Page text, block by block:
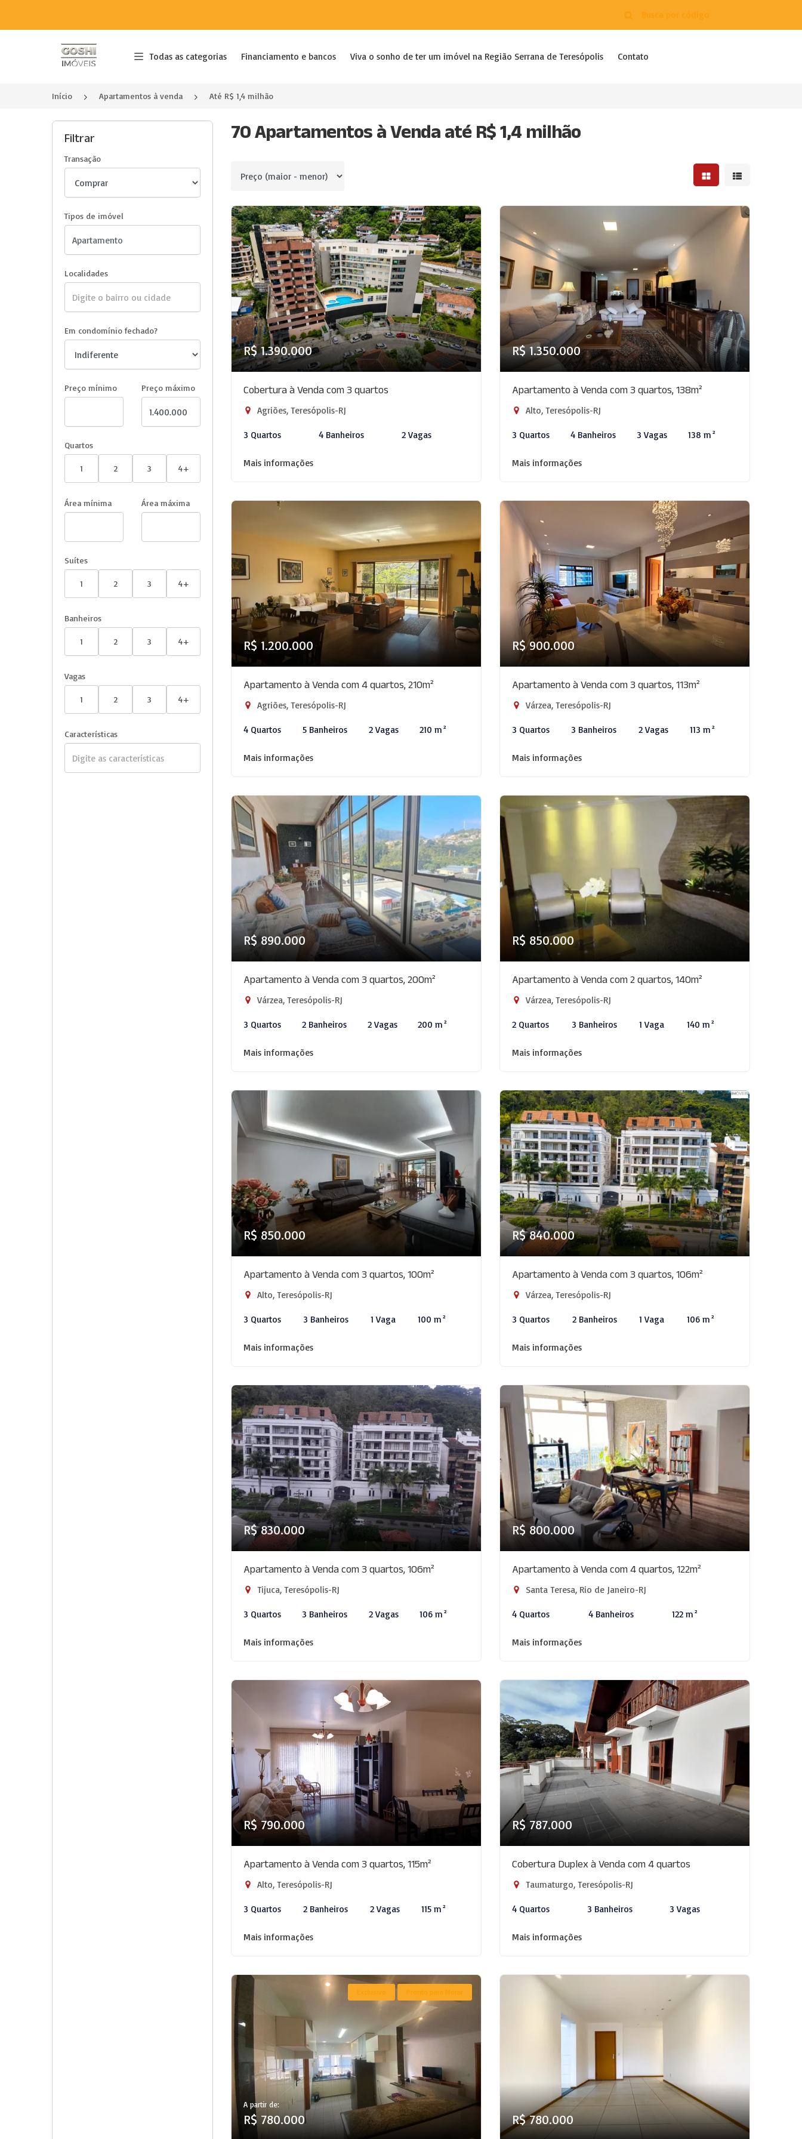
Página inicial
Todas as categorias Financiamento e bancos Viva o sonho de ter um imóvel na Região Serrana de Teresópolis Contato
Início Apartamentos à venda Até R$ 1,4 milhão
Filtrar
Transação
Tipos de imóvel
Localidades
Em condomínio fechado?
Preço mínimo Preço máximo
Quartos
1 2 3 4+
Área mínima Área máxima
Suítes
1 2 3 4+
Banheiros
1 2 3 4+
Vagas
1 2 3 4+
Características
70 Apartamentos à Venda até R$ 1,4 milhão
Ordenar por Mostrar resultados em
Mostrar
R$ 1.390.000
Cobertura à Venda com 3 quartos
Agriões, Teresópolis-RJ
3 Quartos 4 Banheiros 2 Vagas
Mais informações
R$ 1.350.000
Apartamento à Venda com 3 quartos, 138m²
Alto, Teresópolis-RJ
3 Quartos 4 Banheiros 3 Vagas 138 m²
Mais informações
R$ 1.200.000
Apartamento à Venda com 4 quartos, 210m²
Agriões, Teresópolis-RJ
4 Quartos 5 Banheiros 2 Vagas 210 m²
Mais informações
R$ 900.000
Apartamento à Venda com 3 quartos, 113m²
Várzea, Teresópolis-RJ
3 Quartos 3 Banheiros 2 Vagas 113 m²
Mais informações
R$ 890.000
Apartamento à Venda com 3 quartos, 200m²
Várzea, Teresópolis-RJ
3 Quartos 2 Banheiros 2 Vagas 200 m²
Mais informações
R$ 850.000
Apartamento à Venda com 2 quartos, 140m²
Várzea, Teresópolis-RJ
2 Quartos 3 Banheiros 1 Vaga 140 m²
Mais informações
R$ 850.000
Apartamento à Venda com 3 quartos, 100m²
Alto, Teresópolis-RJ
3 Quartos 3 Banheiros 1 Vaga 100 m²
Mais informações
R$ 840.000
Apartamento à Venda com 3 quartos, 106m²
Várzea, Teresópolis-RJ
3 Quartos 2 Banheiros 1 Vaga 106 m²
Mais informações
R$ 830.000
Apartamento à Venda com 3 quartos, 106m²
Tijuca, Teresópolis-RJ
3 Quartos 3 Banheiros 2 Vagas 106 m²
Mais informações
R$ 800.000
Apartamento à Venda com 4 quartos, 122m²
Santa Teresa, Rio de Janeiro-RJ
4 Quartos 4 Banheiros 122 m²
Mais informações
R$ 790.000
Apartamento à Venda com 3 quartos, 115m²
Alto, Teresópolis-RJ
3 Quartos 2 Banheiros 2 Vagas 115 m²
Mais informações
R$ 787.000
Cobertura Duplex à Venda com 4 quartos
Taumaturgo, Teresópolis-RJ
4 Quartos 3 Banheiros 3 Vagas
Mais informações
Exclusivo Pronto para Morar
A partir de:
R$ 780.000 R$ 780.000